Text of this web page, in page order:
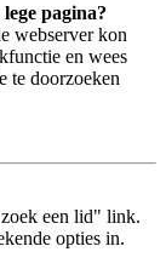
pagina?
webserver kon
en wees
te doorzoeken
een lid" link.
opties in.